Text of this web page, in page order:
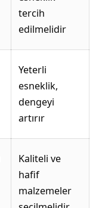
tercih
edilmelidir
Yeterli
esneklik,
dengeyi
artırır
Kaliteli ve
hafif
malzemeler